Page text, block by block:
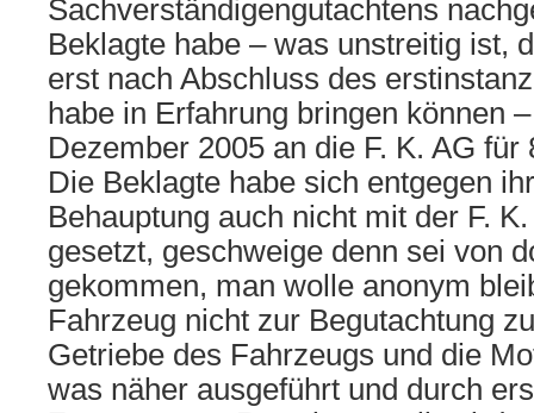
Sachverständigengutachtens
Beklagte habe – was unstreitig ist,
erst nach Abschluss des
habe in Erfahrung bringen können
Dezember 2005 an die F. K. AG für
Die Beklagte habe sich entgegen
Behauptung auch nicht mit der F.
gesetzt, geschweige denn sei von
gekommen, man wolle anonym
Fahrzeug nicht zur Begutachtung
Getriebe des Fahrzeugs und die
was näher ausgeführt und durch